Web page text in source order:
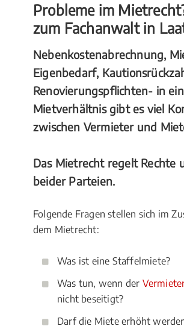
Probleme im
zum Fachanwalt in
Nebenkostenabrechnung,
Eigenbedarf,
Renovierungspflichten- in
Mietverhältnis gibt es viel
zwischen Vermieter und
Das Mietrecht regelt Rechte
beider Parteien.
Folgende Fragen stellen sich im
dem Mietrecht:
Was ist eine Staffelmiete?
Was tun, wenn der
nicht beseitigt?
Darf die Miete erhöht